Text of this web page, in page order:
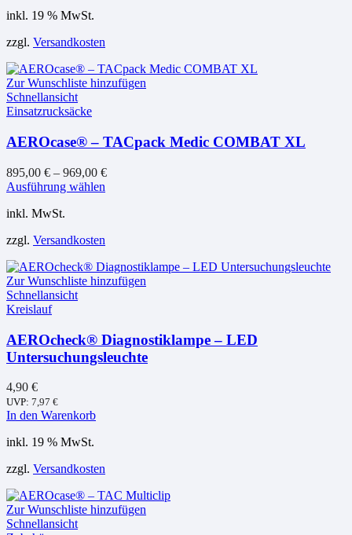
inkl. 19 % MwSt.
zzgl. Versandkosten
Zur Wunschliste hinzufügen
Schnellansicht
Einsatzrucksäcke
AEROcase® – TACpack Medic COMBAT XL
895,00 € – 969,00 €
Ausführung wählen
Varianten
Die
Optionen
Produktseite
gewählt
inkl. MwSt.
zzgl. Versandkosten
Zur Wunschliste hinzufügen
Schnellansicht
Kreislauf
AEROcheck® Diagnostiklampe – LED
Untersuchungsleuchte
4,90 €
UVP: 7,97 €
In den Warenkorb
inkl. 19 % MwSt.
zzgl. Versandkosten
Zur Wunschliste hinzufügen
Schnellansicht